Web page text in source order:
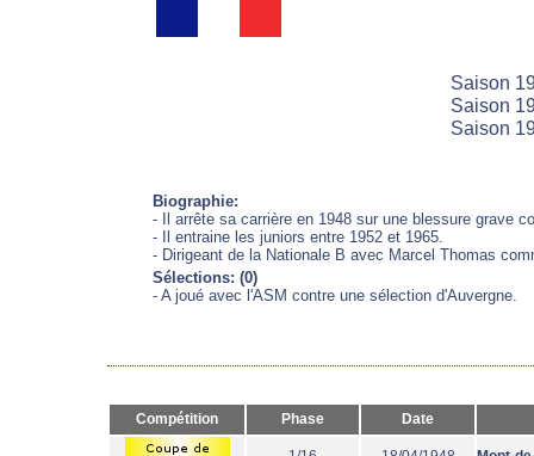
Saison
Saison
Saison
Biographie:
- Il arrête sa carrière en 1948 sur une blessure grave
- Il entraine les juniors entre 1952 et 1965.
- Dirigeant de la Nationale B avec Marcel Thomas
Sélections: (0)
- A joué avec l'ASM contre une sélection d'Auvergne.
Compétition Phase Date